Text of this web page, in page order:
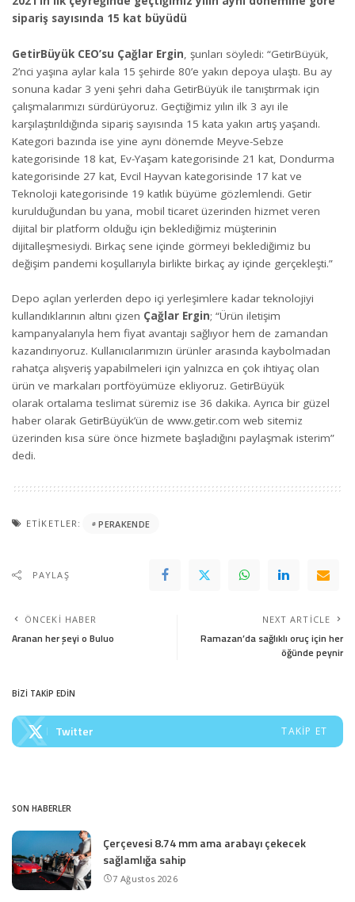
sipariş sayısında 15 kat büyüdü
GetirBüyük CEO’su Çağlar Ergin , şunları söyledi: “GetirBüyük,
2’nci yaşına aylar kala 15 şehirde 80’e yakın depoya ulaştı. Bu ay
sonuna kadar 3 yeni şehri daha GetirBüyük ile tanıştırmak için
çalışmalarımızı sürdürüyoruz. Geçtiğimiz yılın ilk 3 ayı ile
karşılaştırıldığında sipariş sayısında 15 kata yakın artış yaşandı.
Kategori bazında ise yine aynı dönemde Meyve-Sebze
kategorisinde 18 kat, Ev-Yaşam kategorisinde 21 kat, Dondurma
kategorisinde 27 kat, Evcil Hayvan kategorisinde 17 kat ve
Teknoloji kategorisinde 19 katlık büyüme gözlemlendi. Getir
kurulduğundan bu yana, mobil ticaret üzerinden hizmet veren
dijital bir platform olduğu için beklediğimiz müşterinin
dijitalleşmesiydi. Birkaç sene içinde görmeyi beklediğimiz bu
değişim pandemi koşullarıyla birlikte birkaç ay içinde gerçekleşti.”
Depo açılan yerlerden depo içi yerleşimlere kadar teknolojiyi
kullandıklarının altını çizen Çağlar Ergin; “Ürün iletişim
kampanyalarıyla hem fiyat avantajı sağlıyor hem de zamandan
kazandırıyoruz. Kullanıcılarımızın ürünler arasında kaybolmadan
rahatça alışveriş yapabilmeleri için yalnızca en çok ihtiyaç olan
ürün ve markaları portföyümüze ekliyoruz. GetirBüyük
olarak ortalama teslimat süremiz ise 36 dakika. Ayrıca bir güzel
haber olarak GetirBüyük’ün de www.getir.com web sitemiz
üzerinden kısa süre önce hizmete başladığını paylaşmak isterim”
dedi.
ETIKETLER: PERAKENDE
PAYLAŞ
ÖNCEKI HABER
Aranan her şeyi o Buluo
NEXT ARTICLE
Ramazan’da sağlıklı oruç için her
öğünde peynir
BİZİ TAKİP EDİN
Twitter TAKIP ET
SON HABERLER
Çerçevesi 8.74 mm ama arabayı çekecek
sağlamlığa sahip
7 Ağustos 2026